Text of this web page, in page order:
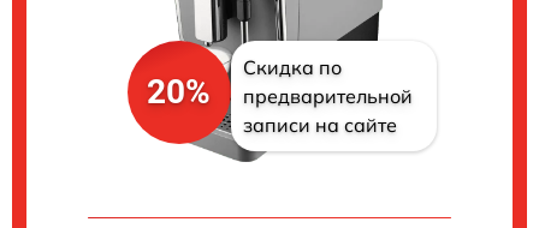
20%
Скидка по
предварительной
записи на сайте